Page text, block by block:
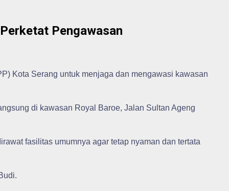
Pengawasan
Kota Serang untuk menjaga dan mengawasi kawasan
di kawasan Royal Baroe, Jalan Sultan Ageng
fasilitas umumnya agar tetap nyaman dan tertata